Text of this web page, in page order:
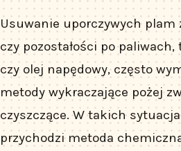
Usuwanie uporczywych plam
czy pozostałości po
czy olej napędowy, często
metody wykraczające pożej
czyszczące. W takich
przychodzi metoda